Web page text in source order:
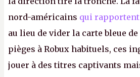
nord-américains qui
au lieu de vider la carte bleue
pièges à Robux habituels, ces
jouer à des titres captivants